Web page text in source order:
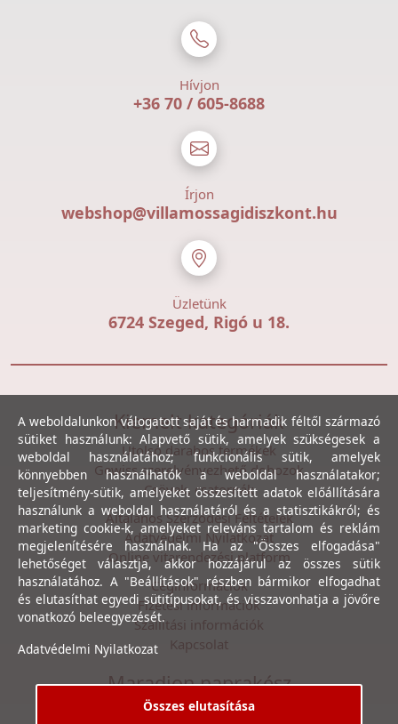
Hívjon
+36 70 / 605-8688
Írjon
webshop@villamossagidiszkont.hu
Üzletünk
6724 Szeged, Rigó u 18.
Kiemelt kategóriák
Utolsó darabos termékek
Gewiss szerelvényezhető dobozok
Csövek, csatornák
Általános Szerződési Feltételek
Adatvédelmi Nyilatkozat
Online vitarendezési platform
Céginformációk
Fizetési információk
Szállítási információk
Kapcsolat
Maradjon naprakész
Íratkozzon fel hírlevelünkre, hogy első kézből
A weboldalunkon válogatott saját és harmadik féltől származó
sütiket használunk: Alapvető sütik, amelyek szükségesek a
weboldal használatához; funkcionális sütik, amelyek
könnyebben használhatók a weboldal használatakor;
teljesítmény-sütik, amelyeket összesített adatok előállítására
használunk a weboldal használatáról és a statisztikákról; és
marketing cookie-k, amelyeket releváns tartalom és reklám
megjelenítésére használnak. Ha az "Összes elfogadása"
lehetőséget választja, akkor hozzájárul az összes sütik
használatához. A "Beállítások" részben bármikor elfogadhat
és elutasíthat egyedi sütitípusokat, és visszavonhatja a jövőre
vonatkozó beleegyezését.
Adatvédelmi Nyilatkozat
Összes elutasítása